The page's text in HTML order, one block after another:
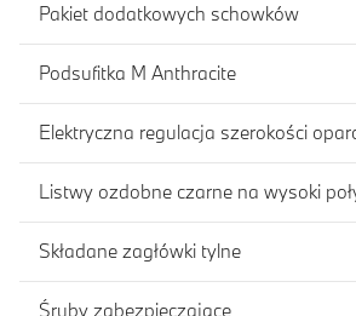
Pakiet dodatkowych schowków
Podsufitka M Anthracite
Elektryczna regulacja szerokości
Listwy ozdobne czarne na wysoki
Składane zagłówki tylne
Śruby zabezpieczające